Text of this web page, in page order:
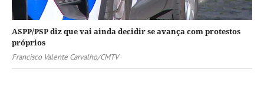
ASPP/PSP diz que vai ainda decidir se avança com protestos
próprios
Francisco Valente Carvalho/CMTV